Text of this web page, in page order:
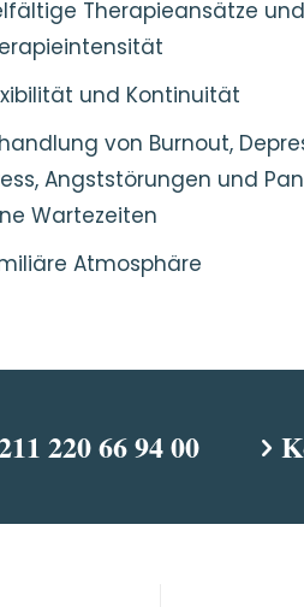
Therapieansätze
und Kontinuität
von Burnout,
Angststörungen und
Wartezeiten
Atmosphäre
220 66 94 00